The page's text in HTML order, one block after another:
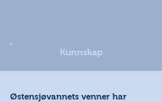
Kunnskap
Østensjøvannets venner har